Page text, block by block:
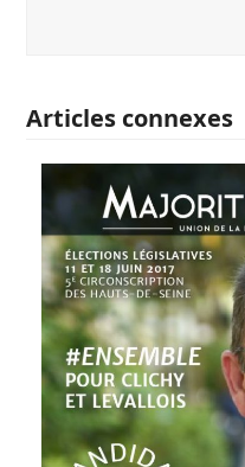
Articles connexes